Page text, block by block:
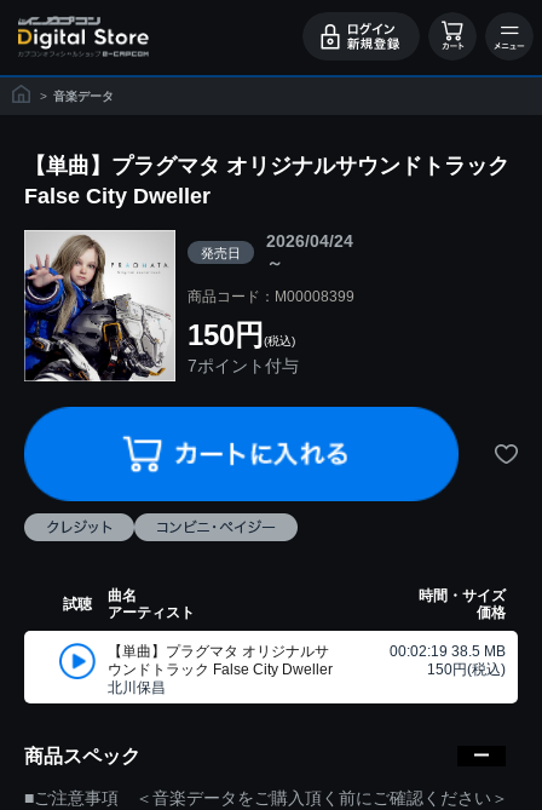
> 音楽データ
【単曲】プラグマタ オリジナルサウンドトラック
False City Dweller
発売日
2026/04/24
～
商品コード：M00008399
150円 (税込)
7ポイント付与
試聴
曲名
アーティスト
時間・サイズ
価格
【単曲】プラグマタ オリジナルサ
ウンドトラック False City Dweller
北川保昌
00:02:19 38.5 MB
150円(税込)
商品スペック
■ご注意事項 ＜音楽データをご購入頂く前にご確認ください＞